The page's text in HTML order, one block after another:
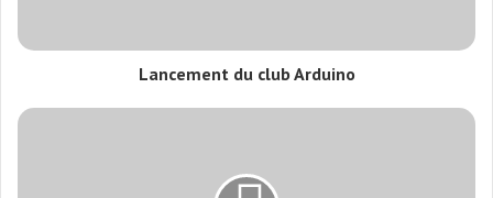
Lancement du club Arduino